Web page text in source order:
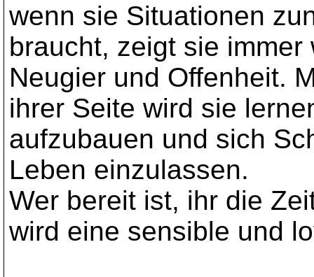
wenn sie Situationen
braucht, zeigt sie
Neugier und Offenheit.
ihrer Seite wird sie
aufzubauen und sich
Leben einzulassen.
Wer bereit ist, ihr die
wird eine sensible und